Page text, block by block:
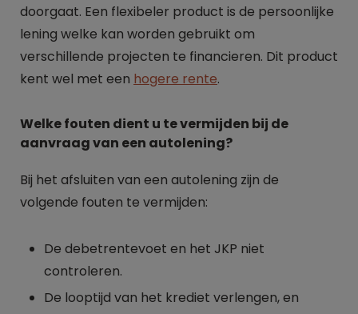
doorgaat. Een flexibeler product is de persoonlijke
lening welke kan worden gebruikt om
verschillende projecten te financieren. Dit product
kent wel met een hogere rente.
Welke fouten dient u te vermijden bij de
aanvraag van een autolening?
Bij het afsluiten van een autolening zijn de
volgende fouten te vermijden:
De debetrentevoet en het JKP niet
controleren.
De looptijd van het krediet verlengen, en